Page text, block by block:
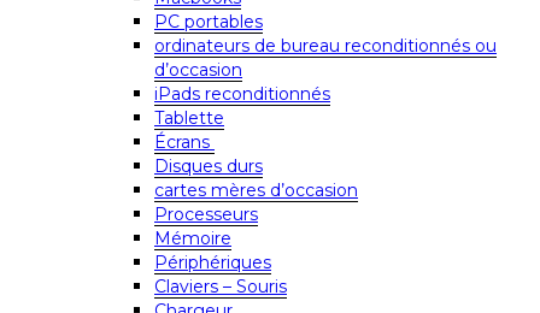
PC portables
ordinateurs de bureau reconditionnés ou
d’occasion
iPads reconditionnés
Tablette
Écrans
Disques durs
cartes mères d’occasion
Processeurs
Mémoire
Périphériques
Claviers – Souris